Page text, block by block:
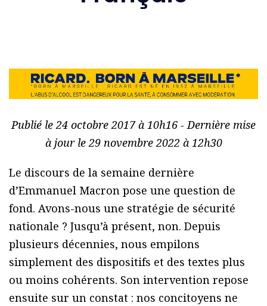
Publié le 24 octobre 2017 à 10h16 - Dernière mise
à jour le 29 novembre 2022 à 12h30
Le discours de la semaine dernière
d’Emmanuel Macron pose une question de
fond. Avons-nous une stratégie de sécurité
nationale ? Jusqu’à présent, non. Depuis
plusieurs décennies, nous empilons
simplement des dispositifs et des textes plus
ou moins cohérents. Son intervention repose
ensuite sur un constat : nos concitoyens ne